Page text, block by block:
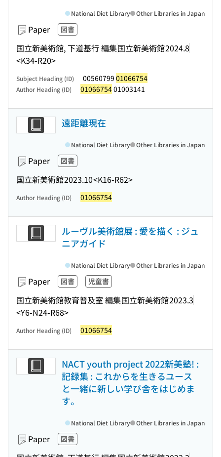
Paper 図書
国立新美術館, 下道基行 編集国立新美術館2024.8
<K34-R20>
National Diet Library Other Libraries in Japan
Subject Heading (ID) 00560799 01066754
Author Heading (ID) 0106675401003141
遠距離現在
Paper 図書
国立新美術館2023.10<K16-R62>
National Diet Library Other Libraries in Japan
Author Heading (ID) 01066754
ルーヴル美術館展 : 愛を描く : ジュ
ニアガイド
Paper 図書 児童書
国立新美術館教育普及室 編集国立新美術館2023.3
<Y6-N24-R68>
National Diet Library Other Libraries in Japan
Author Heading (ID) 01066754
NACT youth project 2022新美塾! :
記録集 : これからを生きるユース
と一緒に新しい学び舎をはじめま
す。
Paper 図書
National Diet Library Other Libraries in Japan